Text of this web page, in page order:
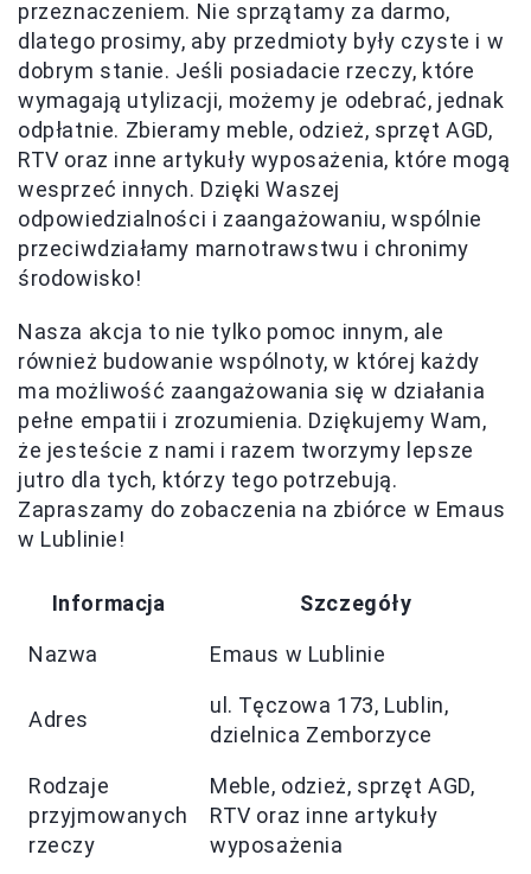
przeznaczeniem. Nie sprzątamy za darmo,
dlatego prosimy, aby przedmioty były czyste i w
dobrym stanie. Jeśli posiadacie rzeczy, które
wymagają utylizacji, możemy je odebrać, jednak
odpłatnie. Zbieramy meble, odzież, sprzęt AGD,
RTV oraz inne artykuły wyposażenia, które mogą
wesprzeć innych. Dzięki Waszej
odpowiedzialności i zaangażowaniu, wspólnie
przeciwdziałamy marnotrawstwu i chronimy
środowisko!
Nasza akcja to nie tylko pomoc innym, ale
również budowanie wspólnoty, w której każdy
ma możliwość zaangażowania się w działania
pełne empatii i zrozumienia. Dziękujemy Wam,
że jesteście z nami i razem tworzymy lepsze
jutro dla tych, którzy tego potrzebują.
Zapraszamy do zobaczenia na zbiórce w Emaus
w Lublinie!
Informacja Szczegóły
Nazwa Emaus w Lublinie
Adres
ul. Tęczowa 173, Lublin,
dzielnica Zemborzyce
Rodzaje
przyjmowanych
rzeczy
Meble, odzież, sprzęt AGD,
RTV oraz inne artykuły
wyposażenia